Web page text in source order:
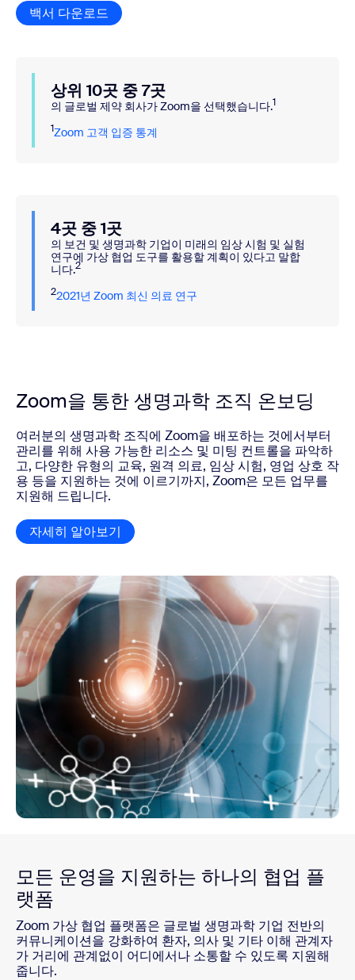
백서 다운로드 백서 다운로드
상위 10곳 중 7곳
의 글로벌 제약 회사가 Zoom을 선택했습니다.1
1Zoom 고객 입증 통계
4곳 중 1곳
의 보건 및 생명과학 기업이 미래의 임상 시험 및 실험
연구에 가상 협업 도구를 활용할 계획이 있다고 말합
니다.2
22021년 Zoom 최신 의료 연구
Zoom을 통한 생명과학 조직 온보딩
여러분의 생명과학 조직에 Zoom을 배포하는 것에서부터
관리를 위해 사용 가능한 리소스 및 미팅 컨트롤을 파악하
고, 다양한 유형의 교육, 원격 의료, 임상 시험, 영업 상호 작
용 등을 지원하는 것에 이르기까지, Zoom은 모든 업무를
지원해 드립니다.
자세히 알아보기 백서 다운로드
모든 운영을 지원하는 하나의 협업 플
랫폼
Zoom 가상 협업 플랫폼은 글로벌 생명과학 기업 전반의
커뮤니케이션을 강화하여 환자, 의사 및 기타 이해 관계자
가 거리에 관계없이 어디에서나 소통할 수 있도록 지원해
줍니다.